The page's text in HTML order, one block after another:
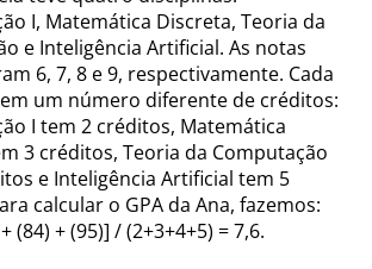
I, Matemática Discreta, Teoria da
e Inteligência Artificial. As notas
6, 7, 8 e 9, respectivamente. Cada
um número diferente de créditos:
I tem 2 créditos, Matemática
3 créditos, Teoria da Computação
e Inteligência Artificial tem 5
calcular o GPA da Ana, fazemos:
(84) + (95)] / (2+3+4+5) = 7,6.